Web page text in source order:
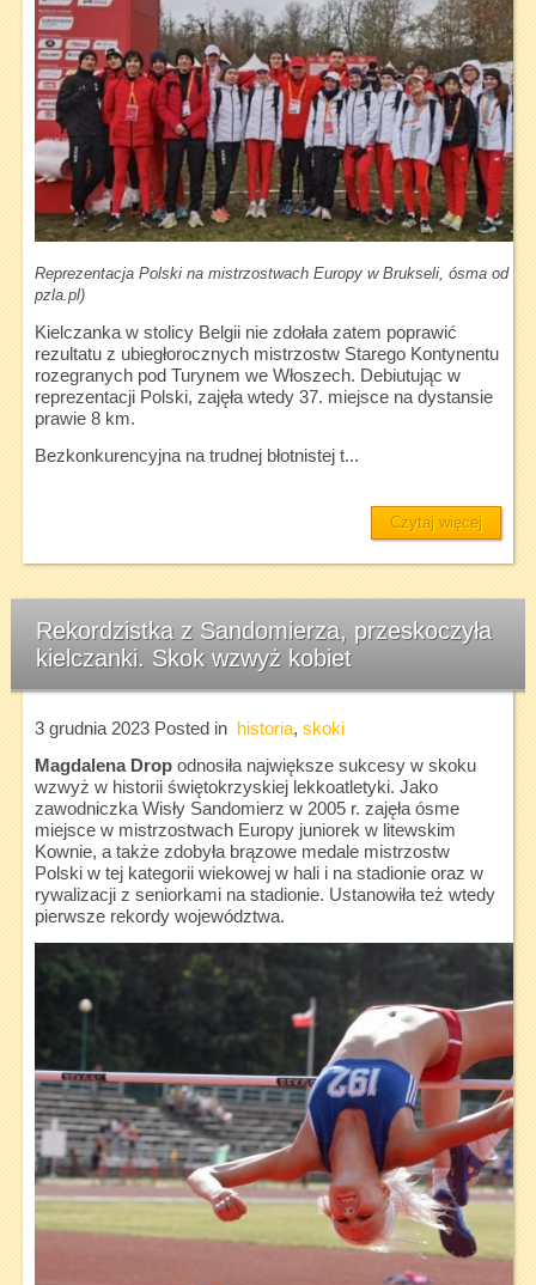
Reprezentacja Polski na mistrzostwach Europy w Brukseli, ósma od
pzla.pl)
Kielczanka w stolicy Belgii nie zdołała zatem poprawić
rezultatu z ubiegłorocznych mistrzostw Starego Kontynentu
rozegranych pod Turynem we Włoszech. Debiutując w
reprezentacji Polski, zajęła wtedy 37. miejsce na dystansie
prawie 8 km.
Bezkonkurencyjna na trudnej błotnistej t...
Czytaj więcej
Rekordzistka z Sandomierza, przeskoczyła
kielczanki. Skok wzwyż kobiet
3 grudnia 2023Posted in historia, skoki
Magdalena Dropodnosiła największe sukcesy w skoku
wzwyż w historii świętokrzyskiej lekkoatletyki. Jako
zawodniczka Wisły Sandomierz w 2005 r. zajęła ósme
miejsce w mistrzostwach Europy juniorek w litewskim
Kownie, a także zdobyła brązowe medale mistrzostw
Polski w tej kategorii wiekowej w hali i na stadionie oraz w
rywalizacji z seniorkami na stadionie. Ustanowiła też wtedy
pierwsze rekordy województwa.